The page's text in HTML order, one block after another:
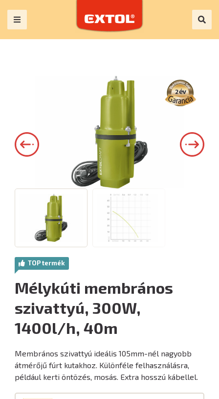
TOP termék
Mélykúti membrános
szivattyú, 300W,
1400l/h, 40m
Membrános szivattyú ideális 105mm-nél nagyobb
átmérőjű fúrt kutakhoz. Különféle felhasználásra,
például kerti öntözés, mosás. Extra hosszú kábellel.